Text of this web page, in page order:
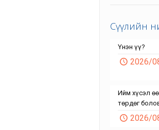
Сүүлийн
Үнэн үү?
2026/
Ийм хүсэл
төрдөг
2026/